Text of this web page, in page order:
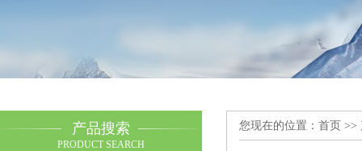
产品搜索
PRODUCT SEARCH
您现在的位置： 首页 >>